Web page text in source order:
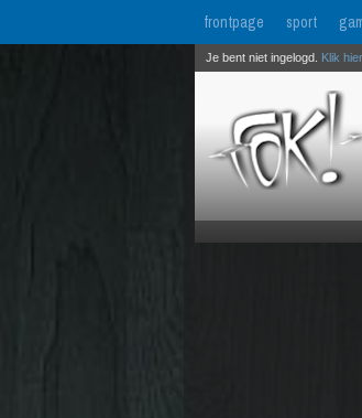
frontpage sport
Je bent niet ingelogd. Klik